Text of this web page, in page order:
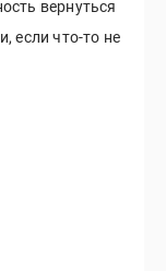
вернуться
если что-то не